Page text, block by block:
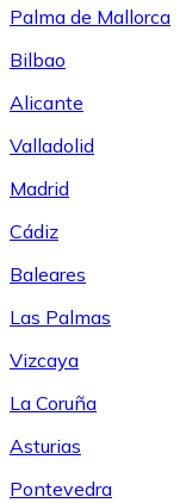
Palma de Mallorca
Bilbao
Alicante
Valladolid
Madrid
Cádiz
Baleares
Las Palmas
Vizcaya
La Coruña
Asturias
Pontevedra